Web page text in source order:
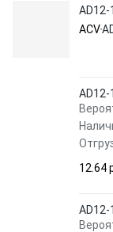
ACV
12.64